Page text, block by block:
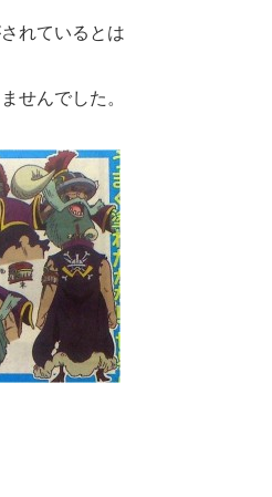
れているとは
せんでした。